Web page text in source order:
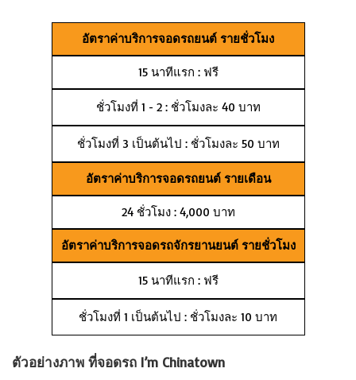
อัตราค่าบริการจอดรถยนต์ รายชั่วโมง
15 นาทีแรก : ฟรี
ชั่วโมงที่ 1 - 2 : ชั่วโมงละ 40 บาท
ชั่วโมงที่ 3 เป็นต้นไป : ชั่วโมงละ 50 บาท
อัตราค่าบริการจอดรถยนต์ รายเดือน
24 ชั่วโมง : 4,000 บาท
อัตราค่าบริการจอดรถจักรยานยนต์ รายชั่วโมง
15 นาทีแรก : ฟรี
ชั่วโมงที่ 1 เป็นต้นไป : ชั่วโมงละ 10 บาท
ตัวอย่างภาพ ที่จอดรถ I’m Chinatown